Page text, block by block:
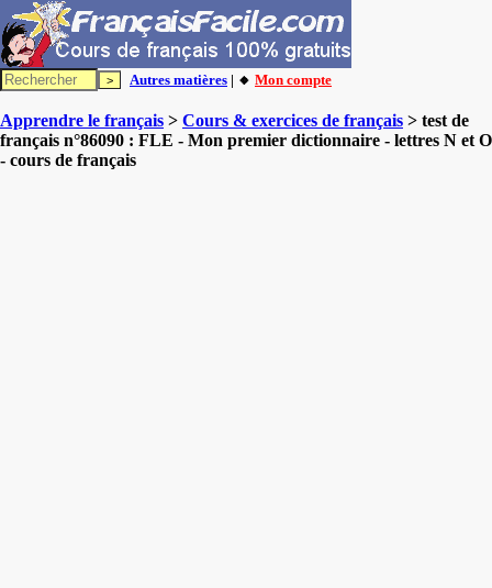
Autres matières | 🔸 Mon compte
Apprendre le français > Cours & exercices de français > test de
français n°86090 : FLE - Mon premier dictionnaire - lettres N et O
- cours de français